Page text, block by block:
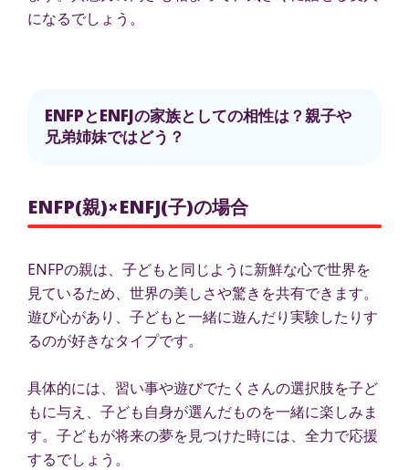
になるでしょう。
ENFPとENFJの家族としての相性は？親子や
兄弟姉妹ではどう？
ENFP(親)×ENFJ(子)の場合
ENFPの親は、子どもと同じように新鮮な心で世界を
見ているため、世界の美しさや驚きを共有できます。
遊び心があり、子どもと一緒に遊んだり実験したりす
るのが好きなタイプです。
具体的には、習い事や遊びでたくさんの選択肢を子ど
もに与え、子ども自身が選んだものを一緒に楽しみま
す。子どもが将来の夢を見つけた時には、全力で応援
するでしょう。